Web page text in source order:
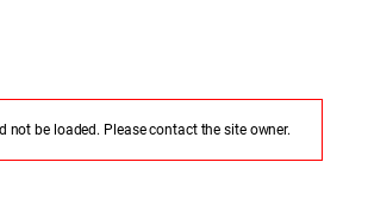
not be loaded. Please contact the site owner.